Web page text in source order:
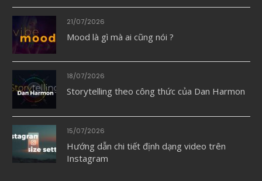
21/07/2026
Mood là gì mà ai cũng nói ?
18/07/2026
Storytelling theo công thức của Dan Harmon
15/07/2026
Hướng dẫn chi tiết định dạng video trên
Instagram